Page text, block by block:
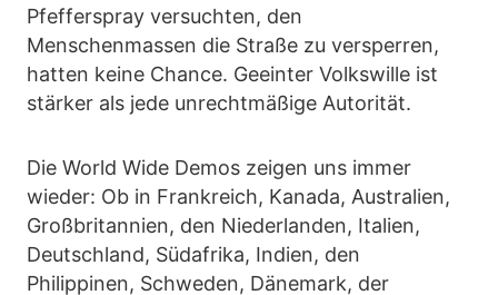
Pfefferspray versuchten, den
Menschenmassen die Straße zu versperren,
hatten keine Chance. Geeinter Volkswille ist
stärker als jede unrechtmäßige Autorität.
Die World Wide Demos zeigen uns immer
wieder: Ob in Frankreich, Kanada, Australien,
Großbritannien, den Niederlanden, Italien,
Deutschland, Südafrika, Indien, den
Philippinen, Schweden, Dänemark, der